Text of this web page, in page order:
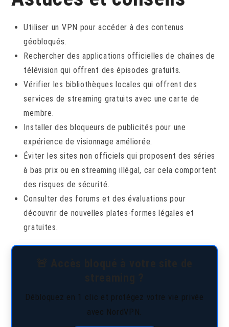
Utiliser un VPN pour accéder à des contenus
géobloqués.
Rechercher des applications officielles de chaînes de
télévision qui offrent des épisodes gratuits.
Vérifier les bibliothèques locales qui offrent des
services de streaming gratuits avec une carte de
membre.
Installer des bloqueurs de publicités pour une
expérience de visionnage améliorée.
Éviter les sites non officiels qui proposent des séries
à bas prix ou en streaming illégal, car cela comportent
des risques de sécurité.
Consulter des forums et des évaluations pour
découvrir de nouvelles plates-formes légales et
gratuites.
Débloquez en 1 clic et protégez votre vie privée
avec NordVPN.